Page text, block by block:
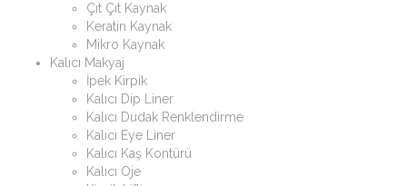
Çıt Çıt Kaynak
Keratin Kaynak
Mikro Kaynak
Kalıcı Makyaj
İpek Kirpik
Kalıcı Dip Liner
Kalıcı Dudak Renklendirme
Kalıcı Eye Liner
Kalıcı Kaş Kontürü
Kalıcı Oje